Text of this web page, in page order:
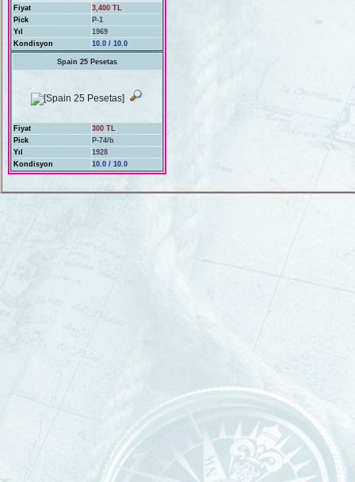
Fiyat
3,400 TL
Pick
P-1
Yıl
1969
Kondisyon
10.0 / 10.0
Spain 25 Pesetas
Fiyat
300 TL
Pick
P-74/b
Yıl
1928
Kondisyon
10.0 / 10.0